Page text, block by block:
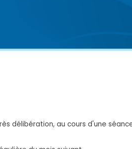
délibération, au cours d'une